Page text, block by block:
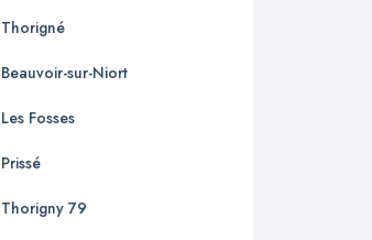
Thorigné
Beauvoir-sur-Niort
Les Fosses
Prissé
Thorigny 79